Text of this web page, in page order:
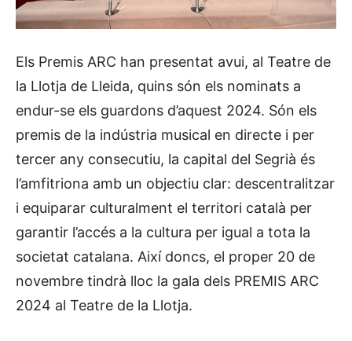
Els Premis ARC han presentat avui, al Teatre de
la Llotja de Lleida, quins són els nominats a
endur-se els guardons d’aquest 2024. Són els
premis de la indústria musical en directe i per
tercer any consecutiu, la capital del Segrià és
l’amfitriona amb un objectiu clar: descentralitzar
i equiparar culturalment el territori català per
garantir l’accés a la cultura per igual a tota la
societat catalana. Així doncs, el proper 20 de
novembre tindrà lloc la gala dels PREMIS ARC
2024 al Teatre de la Llotja.